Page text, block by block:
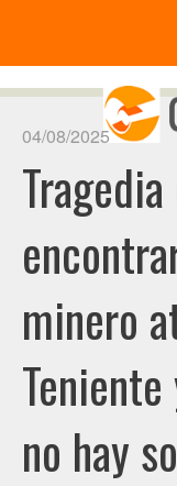
04/08/2025
minero
no hay